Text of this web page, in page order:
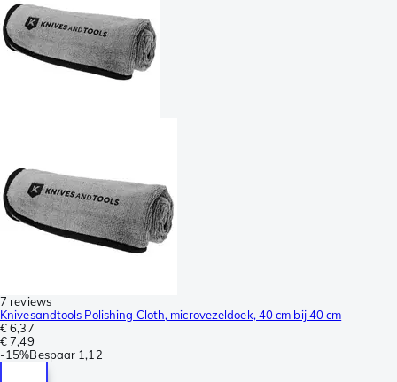
7 reviews
Knivesandtools Polishing Cloth, microvezeldoek, 40 cm bij 40 cm
€ 6,37
€ 7,49
-15%Bespaar 1,12